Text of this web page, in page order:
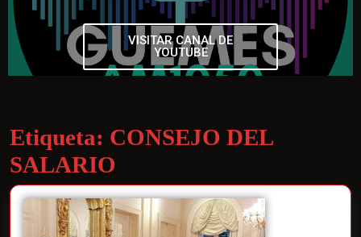
VISITAR CANAL DE
YOUTUBE
Etiqueta: CONSEJO DEL
SALARIO